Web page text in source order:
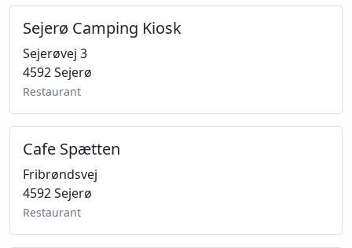
Sejerø Camping Kiosk
Sejerøvej 3
4592 Sejerø
Restaurant
Cafe Spætten
Fribrøndsvej
4592 Sejerø
Restaurant